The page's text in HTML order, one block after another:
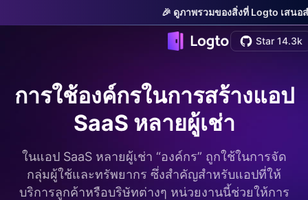
🎉 ดูภาพรวมของสิ่งที่ Logto เสน
Star 14.3k
การใช้องค์กรในการสร้างแอป
SaaS หลายผู้เช่า
ในแอป SaaS หลายผู้เช่า “องค์กร” ถูกใช้ในการจัด
กลุ่มผู้ใช้และทรัพยากร ซึ่งสำคัญสำหรับแอปที่ให้
บริการลูกค้าหรือบริษัทต่างๆ หน่วยงานนี้ช่วยให้การ